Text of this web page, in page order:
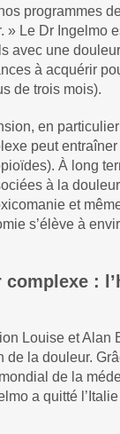
programmes
» Le Dr Ingelmo
avec une
à acquérir
de trois mois).
en
peut
À long
à la
et
s’élève à
:
Louise et Alan
de la douleur.
de la
a quitté l’Italie